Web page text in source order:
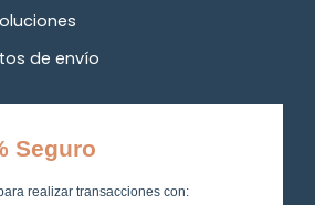
de envío
Seguro
realizar transacciones con: